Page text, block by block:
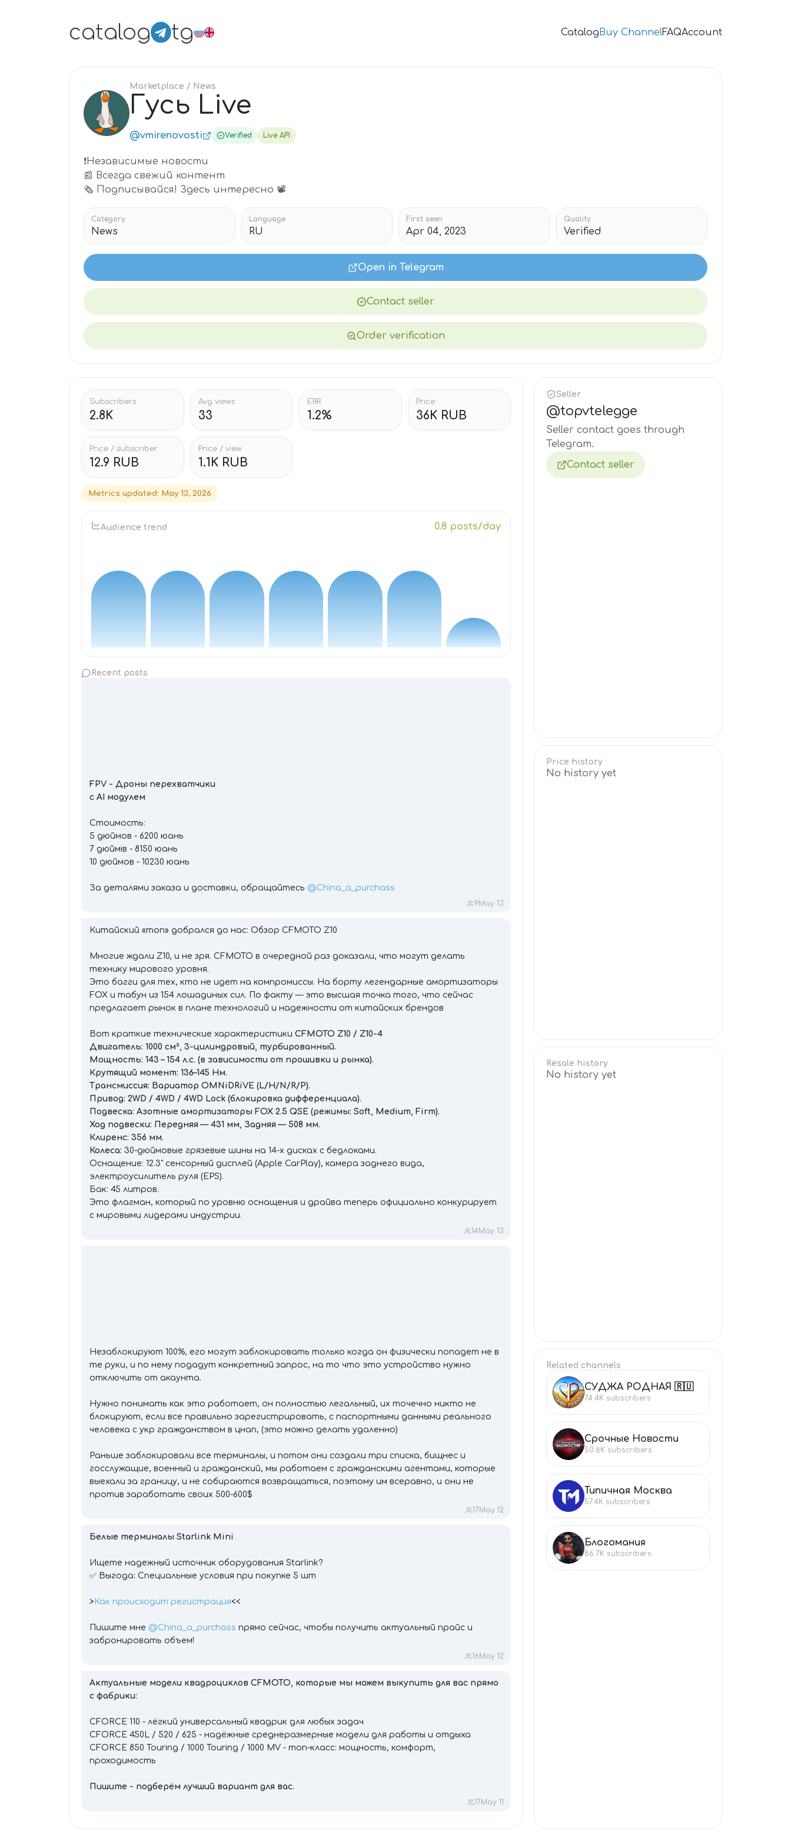
catalog tg Catalog Buy ChannelFAQAccount
ГУ
Marketplace / News
Гусь Live
@vmirenovosti Verified Live API
❗️Независимые новости
📰 Всегда свежий контент
🗞 Подписывайся! Здесь интересно 📽
Category
News
Language
RU
First seen
Apr 04, 2023
Quality
Verified
Open in Telegram
Contact seller
Order verification
Subscribers
2.8K
Avg views
33
ERR
1.2%
Price
36K RUB
Price / subscriber
12.9 RUB
Price / view
1.1K RUB
Metrics updated: May 13, 2026
Audience trend 0.8 posts/day
Recent posts
FPV - Дроны перехватчики
с AI модулем
Стоимость:
5 дюймов - 6200 юань
7 дюймів - 8150 юань
10 дюймов - 10230 юань
За деталями заказа и доставки, обращайтесь @China_a_purchass
9 May 13
Китайский «топ» добрался до нас: Обзор CFMOTO Z10
Многие ждали Z10, и не зря. CFMOTO в очередной раз доказали, что могут делать
технику мирового уровня.
Это багги для тех, кто не идет на компромиссы. На борту легендарные амортизаторы
FOX и табун из 154 лошадиных сил. По факту — это высшая точка того, что сейчас
предлагает рынок в плане технологий и надежности от китайских брендов
Вот краткие технические характеристики CFMOTO Z10 / Z10-4
Двигатель: 1000 см³, 3-цилиндровый, турбированный.
Мощность: 143 – 154 л.с. (в зависимости от прошивки и рынка).
Крутящий момент: 136–145 Нм.
Трансмиссия: Вариатор OMNiDRiVE (L/H/N/R/P).
Привод: 2WD / 4WD / 4WD Lock (блокировка дифференциала).
Подвеска: Азотные амортизаторы FOX 2.5 QSE (режимы: Soft, Medium, Firm).
Ход подвески: Передняя — 431 мм, Задняя — 508 мм.
Клиренс: 356 мм.
Колеса: 30-дюймовые грязевые шины на 14-х дисках с бедлоками.
Оснащение: 12.3" сенсорный дисплей (Apple CarPlay), камера заднего вида,
электроусилитель руля (EPS).
Бак: 45 литров.
Это флагман, который по уровню оснащения и драйва теперь официально конкурирует
с мировыми лидерами индустрии.
14 May 13
Незаблокируют 100%, его могут заблокировать только когда он физически попадет не в
те руки, и по нему подадут конкретный запрос, на то что это устройство нужно
отключить от акаунта.
Нужно понимать как это работает, он полностью легальный, их точечно никто не
блокируют, если все правильно зарегистрировать, с паспортными данными реального
человека с укр гражданством в цнап, (это можно делать удаленно)
Раньше заблокировали все терминалы, и потом они создали три списка, бищнес и
госслужащие, военный и гражданский, мы работаем с гражданскими агентами, которые
выехали за границу, и не собираются возвращаться, поэтому им всеравно, и они не
против заработать своих 500-600$
17 May 12
Белые терминалы Starlink Mini
Ищете надежный источник оборудования Starlink?
✅ Выгода: Специальные условия при покупке 5 шт
> Как происходит регистрация<<
Пишите мне @China_a_purchass прямо сейчас, чтобы получить актуальный прайс и
забронировать объем!
16 May 12
Актуальные модели квадроциклов CFMOTO, которые мы можем выкупить для вас прямо
с фабрики:
CFORCE 110 - лёгкий универсальный квадрик для любых задач
CFORCE 450L / 520 / 625 - надёжные среднеразмерные модели для работы и отдыха
CFORCE 850 Touring / 1000 Touring / 1000 MV - топ-класс: мощность, комфорт,
проходимость
Пишите - подберём лучший вариант для вас.
17 May 11
Seller
@topvtelegge
Seller contact goes through
Telegram.
Contact seller
Price history
No history yet
Resale history
No history yet
Related channels
СУ СУДЖА РОДНАЯ 🇷🇺
74.4K subscribers
СР Срочные Новости
50.6K subscribers
ТИ Типичная Москва
57.4K subscribers
БЛ Блогомания
86.7K subscribers